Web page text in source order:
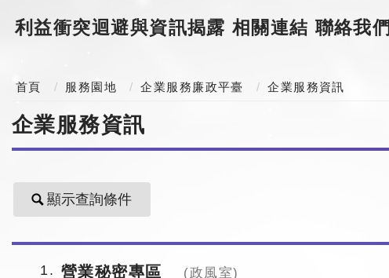
利益衝突迴避與資訊揭露 相關連結 聯絡我們
首頁 服務園地 企業服務廉政平臺 企業服務資訊
企業服務資訊
顯示查詢條件
1 營業秘密專區 (政風室)